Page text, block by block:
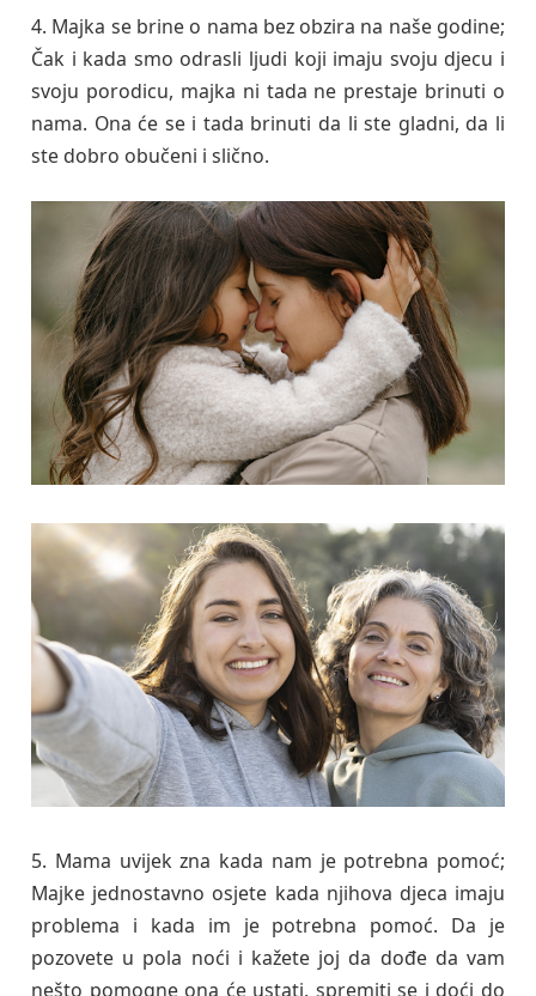
4. Majka se brine o nama bez obzira na naše godine;
Čak i kada smo odrasli ljudi koji imaju svoju djecu i
svoju porodicu, majka ni tada ne prestaje brinuti o
nama. Ona će se i tada brinuti da li ste gladni, da li
ste dobro obučeni i slično.
5. Mama uvijek zna kada nam je potrebna pomoć;
Majke jednostavno osjete kada njihova djeca imaju
problema i kada im je potrebna pomoć. Da je
pozovete u pola noći i kažete joj da dođe da vam
nešto pomogne ona će ustati, spremiti se i doći do